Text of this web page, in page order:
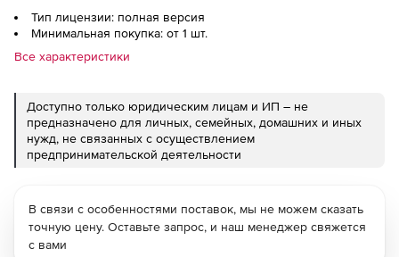
Тип лицензии: полная версия
Минимальная покупка: от 1 шт.
Все характеристики
Доступно только юридическим лицам и ИП – не
предназначено для личных, семейных, домашних и иных
нужд, не связанных с осуществлением
предпринимательской деятельности
В связи с особенностями поставок, мы не можем сказать
точную цену. Оставьте запрос, и наш менеджер свяжется
с вами